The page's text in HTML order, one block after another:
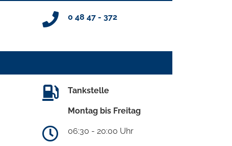
0 48 47 - 372
Tankstelle
Montag bis Freitag
06:30 - 20:00 Uhr